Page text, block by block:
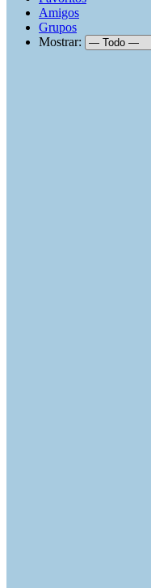
Amigos
Grupos
Mostrar: